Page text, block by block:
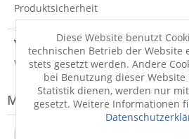
Produktsicherheit
Versandinfo
Weitere Informationen zum
Modell-Familie: STRIPES
Diese Website benutzt
technischen Betrieb der
stets gesetzt werden. Andere
bei Benutzung dieser
Statistik dienen, werden nur
gesetzt. Weitere Informationen